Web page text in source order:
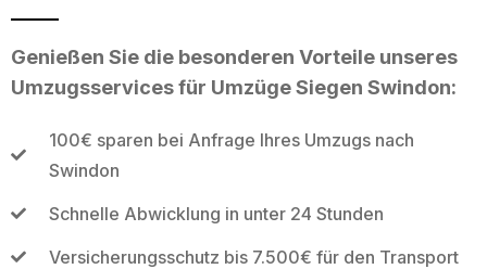
Genießen Sie die besonderen Vorteile unseres
Umzugsservices für Umzüge Siegen Swindon:
100€ sparen bei Anfrage Ihres Umzugs nach
Swindon
Schnelle Abwicklung in unter 24 Stunden
Versicherungsschutz bis 7.500€ für den Transport